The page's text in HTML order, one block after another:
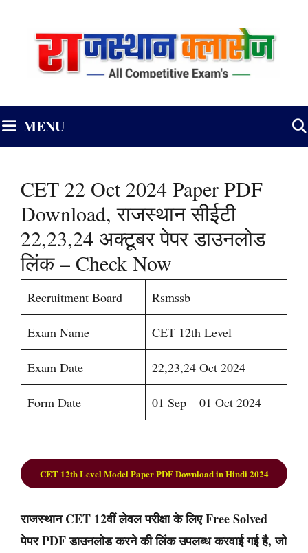
MENU
CET 22 Oct 2024 Paper PDF
Download, राजस्थान सीईटी
22,23,24 अक्टूबर पेपर डाउनलोड
लिंक – Check Now
Recruitment Board Rsmssb
Exam Name CET 12th Level
Exam Date 22,23,24 Oct 2024
Form Date 01 Sep – 01 Oct 2024
CET 12th Level Model Paper PDF Download in Hindi 2024
राजस्थान CET 12वीं लेवल परीक्षा के लिए Free Solved
पेपर PDF डाउनलोड करने की लिंक उपलब्ध करवाई गई है, जो